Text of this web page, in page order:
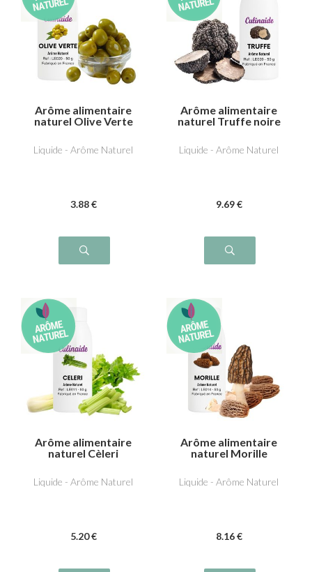
Arôme alimentaire
naturel Olive Verte
Liquide - Arôme Naturel
3.88 €
Arôme alimentaire
naturel Truffe noire
Liquide - Arôme Naturel
9.69 €
Arôme alimentaire
naturel Cèleri
Liquide - Arôme Naturel
5.20 €
Arôme alimentaire
naturel Morille
Liquide - Arôme Naturel
8.16 €